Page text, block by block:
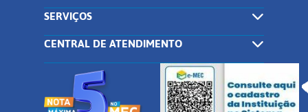
SERVIÇOS
CENTRAL DE ATENDIMENTO